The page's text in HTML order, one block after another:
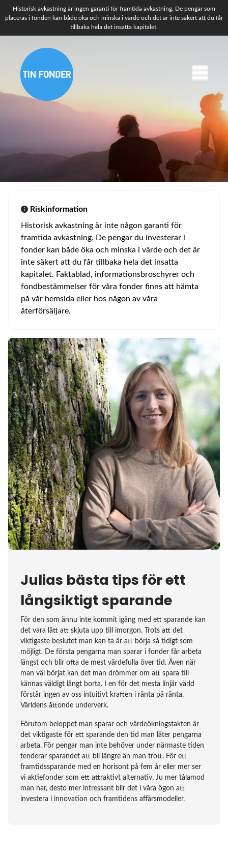
Historisk avkastning är ingen garanti för framtida avkastning. De pengar som
placeras i fonden kan både öka och minska i värde och det är inte säkert att du får
tillbaka hela det insatta kapitalet.
Riskinformation
Historisk avkastning är inte någon garanti för
framtida avkastning. De pengar du investerar i
fonder kan både öka och minska i värde och det är
inte säkert att du får tillbaka hela det insatta
kapitalet. Faktablad, informationsbroschyrer och
fondbestämmelser för våra fonder finns att hämta
på vår hemsida eller hos någon av våra
återförsäljare.
Julias bästa tips för ett
långsiktigt sparande
För den som ännu inte kommit igång med ett sparande kan
det vara lätt att skjuta upp till imorgon. Trots att det
viktigaste beslutet man kan ta är att börja så tidigt som
möjligt. De första pengarna man sparar i fonder får arbeta
längst och blir ofta de mest värdefulla över tid. Även när
man väl börjat kan det man drömmer om att spara till
kännas väldigt långt borta. I en för det mesta linjär värld
förstår ingen av oss intuitivt kraften i ränta på ränta.
Världens åttonde underverk.
Förutom beloppet man sparar och värdeökningstakten är
det viktigaste för ett sparande den tid man låter pengarna
arbeta. För pengar man inte behöver under närmaste tiden
tenderar sparandet att bli längre än man trott. För ett
framtidssparande med en horisont på fem år eller mer ser
vi aktiefonder som ett attraktivt alternativ. Ju mer tålamod
man har, desto mer intressant blir det i våra ögon att
investera i innovation och framtidens affärsmodeller.